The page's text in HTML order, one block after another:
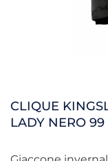
CLIQUE
LADY NERO 99